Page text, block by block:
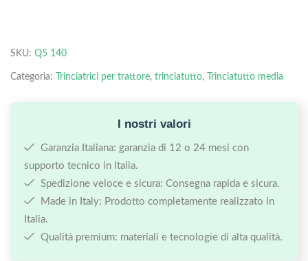
SKU: Q5 140
Categoria: Trinciatrici per trattore, trinciatutto, Trinciatutto media
I nostri valori
Garanzia Italiana: garanzia di 12 o 24 mesi con
supporto tecnico in Italia.
Spedizione veloce e sicura: Consegna rapida e sicura.
Made in Italy: Prodotto completamente realizzato in
Italia.
Qualità premium: materiali e tecnologie di alta qualità.